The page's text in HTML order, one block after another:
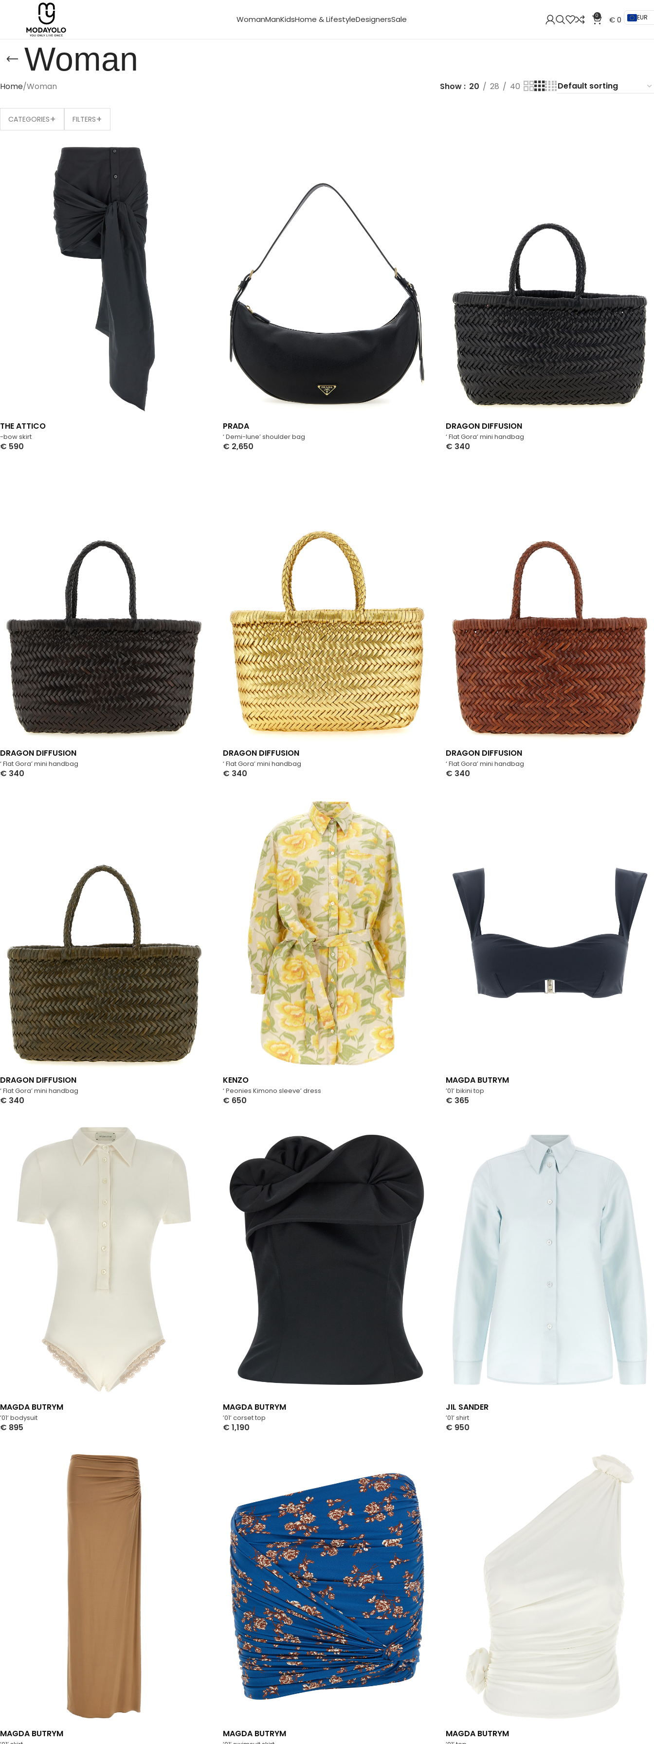
WomanManKidsHome & LifestyleDesignersSale 0 €0 EUR
Woman
Home Woman Show 20 28 40
CATEGORIES+ FILTERS+
-bow skirt
THE ATTICO
€ 590
‘ Demi-lune’ shoulder bag
PRADA
€ 2,650
‘ Flat Gora’ mini handbag
DRAGON DIFFUSION
€ 340
‘ Flat Gora’ mini handbag
DRAGON DIFFUSION
€ 340
‘ Flat Gora’ mini handbag
DRAGON DIFFUSION
€ 340
‘ Flat Gora’ mini handbag
DRAGON DIFFUSION
€ 340
‘ Flat Gora’ mini handbag
DRAGON DIFFUSION
€ 340
‘ Peonies Kimono sleeve’ dress
KENZO
€ 650
’01’ bikini top
MAGDA BUTRYM
€ 365
’01’ bodysuit
MAGDA BUTRYM
€ 895
’01’ corset top
MAGDA BUTRYM
€ 1,190
’01’ shirt
JIL SANDER
€ 950
MAGDA BUTRYM MAGDA BUTRYM MAGDA BUTRYM